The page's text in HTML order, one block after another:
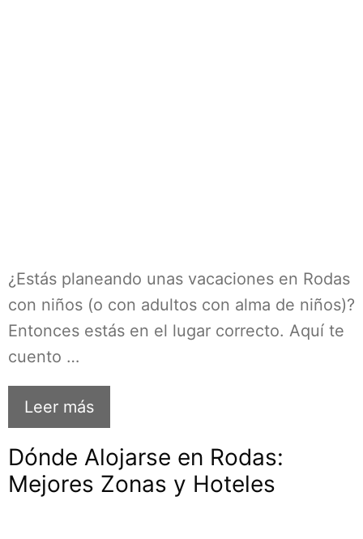
¿Estás planeando unas vacaciones en Rodas
con niños (o con adultos con alma de niños)?
Entonces estás en el lugar correcto. Aquí te
cuento …
Leer más
Dónde Alojarse en Rodas:
Mejores Zonas y Hoteles